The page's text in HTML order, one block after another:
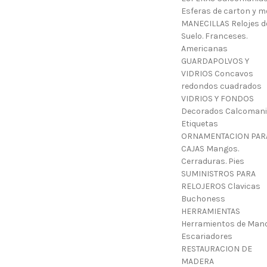
Esferas de carton y
MANECILLAS Relojes
Suelo. Franceses.
Americanas
GUARDAPOLVOS Y
VIDRIOS Concavos
redondos cuadrados
VIDRIOS Y FONDOS
Decorados
Etiquetas
ORNAMENTACION
CAJAS Mangos.
Cerraduras. Pies
SUMINISTROS PARA
RELOJEROS Clavicas
Buchoness
HERRAMIENTAS
Herramientos de
Escariadores
RESTAURACION DE
MADERA